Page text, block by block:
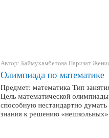
Автор: Баймухамбетова Паризат
Олимпиада по математике
Предмет: математика Тип
Цель математической
способную нестандартно
знания к решению